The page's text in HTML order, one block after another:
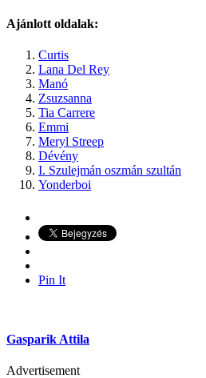
Ajánlott oldalak:
Curtis
Lana Del Rey
Manó
Zsuzsanna
Tia Carrere
Emmi
Meryl Streep
Dévény
I. Szulejmán oszmán szultán
Yonderboi
Pin It
Gasparik Attila
Advertisement